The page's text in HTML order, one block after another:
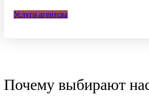
Услуги агентсва
Почему выбирают